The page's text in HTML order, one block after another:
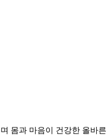
몸과 마음이 건강한 올바